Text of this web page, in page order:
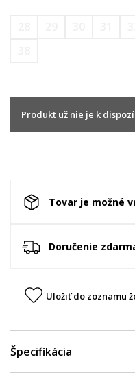
Produkt už nie je k
Tovar je možné
Doručenie
Uložiť do zoznamu
Špecifikácia